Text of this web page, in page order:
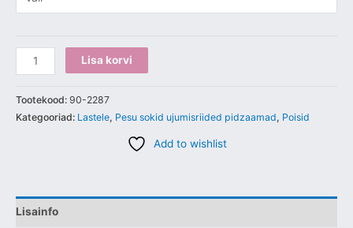
Lisa korvi
Tootekood: 90-2287
Kategooriad: Lastele, Pesu sokid ujumisriided pidzaamad, Poisid
Add to wishlist
Lisainfo